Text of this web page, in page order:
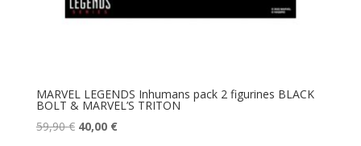
MARVEL LEGENDS Inhumans pack 2 figurines BLACK
BOLT & MARVEL’S TRITON
59,90€ Le
40,00 €Le